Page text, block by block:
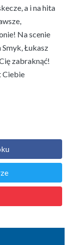
a i na hita
Na scenie
Łukasz
zabraknąć!
Ciebie